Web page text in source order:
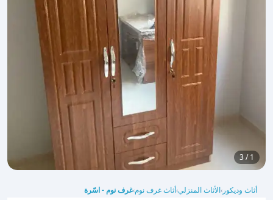
1 / 3
أثاث وديكور ›الأثاث المنزلي›أثاث غرف نوم›غرف نوم - اسّرة